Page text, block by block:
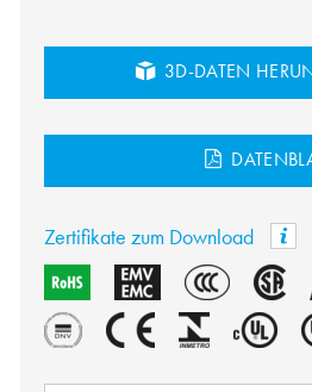
3D-DATEN
Zertifikate zum Download